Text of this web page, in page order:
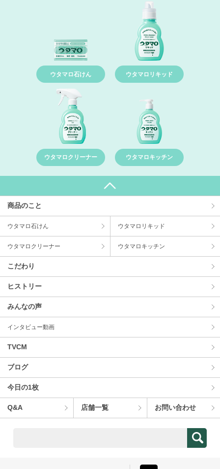
ウタマロ石けん ウタマロリキッド
ウタマロクリーナー ウタマロキッチン
商品のこと
ウタマロ⽯けん ウタマロリキッド
ウタマロクリーナー ウタマロキッチン
こだわり
ヒストリー
みんなの声
インタビュー動画
TVCM
ブログ
今⽇の1枚
Q&A 店舗⼀覧 お問い合わせ